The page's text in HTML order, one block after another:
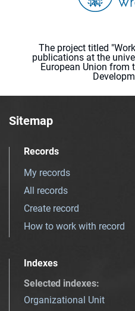
The project titled
publications at the
European Union from
Sitemap
Records
My records
All records
Create record
How to work with record
Indexes
Selected indexes:
Organizational Unit